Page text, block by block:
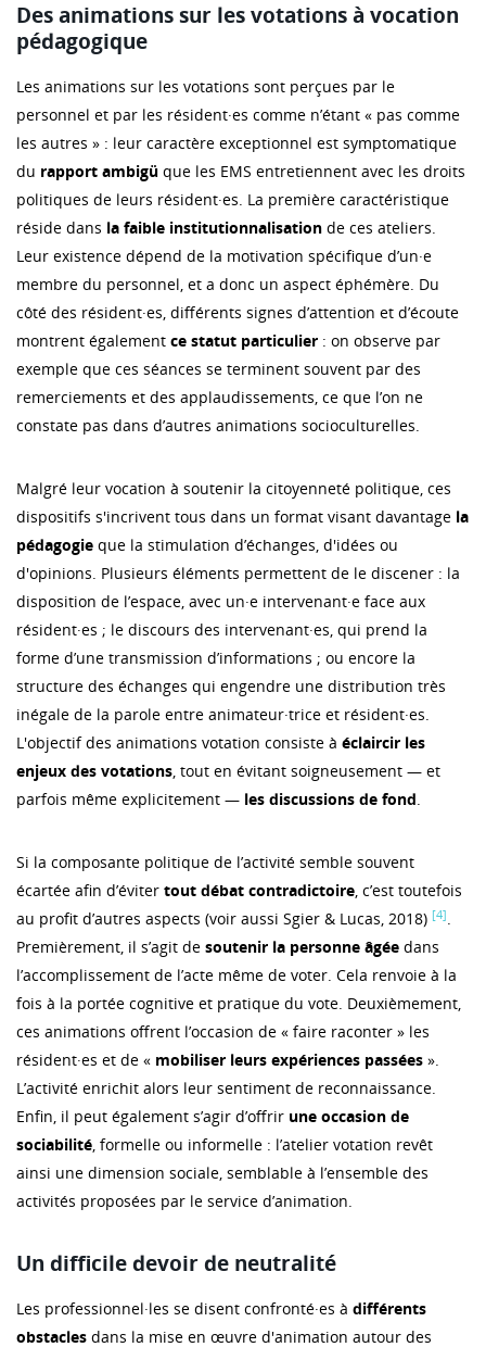
Des animations sur les votations à vocation
pédagogique
Les animations sur les votations sont perçues par le
personnel et par les résident·es comme n’étant « pas comme
les autres » : leur caractère exceptionnel est symptomatique
du rapport ambigü que les EMS entretiennent avec les droits
politiques de leurs résident·es. La première caractéristique
réside dans la faible institutionnalisation de ces ateliers.
Leur existence dépend de la motivation spécifique d’un·e
membre du personnel, et a donc un aspect éphémère. Du
côté des résident·es, différents signes d’attention et d’écoute
montrent également ce statut particulier : on observe par
exemple que ces séances se terminent souvent par des
remerciements et des applaudissements, ce que l’on ne
constate pas dans d’autres animations socioculturelles.
Malgré leur vocation à soutenir la citoyenneté politique, ces
dispositifs s'incrivent tous dans un format visant davantage la
pédagogie que la stimulation d’échanges, d'idées ou
d'opinions. Plusieurs éléments permettent de le discener : la
disposition de l’espace, avec un·e intervenant·e face aux
résident·es ; le discours des intervenant·es, qui prend la
forme d’une transmission d’informations ; ou encore la
structure des échanges qui engendre une distribution très
inégale de la parole entre animateur·trice et résident·es.
L'objectif des animations votation consiste à éclaircir les
enjeux des votations, tout en évitant soigneusement — et
parfois même explicitement — les discussions de fond.
Si la composante politique de l’activité semble souvent
écartée afin d’éviter tout débat contradictoire, c’est toutefois
au profit d’autres aspects (voir aussi Sgier & Lucas, 2018) [4].
Premièrement, il s’agit de soutenir la personne âgée dans
l’accomplissement de l’acte même de voter. Cela renvoie à la
fois à la portée cognitive et pratique du vote. Deuxièmement,
ces animations offrent l’occasion de « faire raconter » les
résident·es et de « mobiliser leurs expériences passées ».
L’activité enrichit alors leur sentiment de reconnaissance.
Enfin, il peut également s’agir d’offrir une occasion de
sociabilité, formelle ou informelle : l’atelier votation revêt
ainsi une dimension sociale, semblable à l’ensemble des
activités proposées par le service d’animation.
Un difficile devoir de neutralité
Les professionnel·les se disent confronté·es à différents
obstacles dans la mise en œuvre d'animation autour des